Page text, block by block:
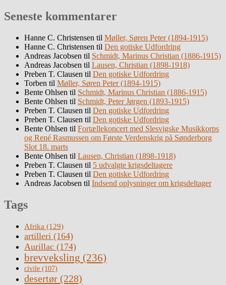
Seneste kommentarer
Hanne C. Christensen til Møller, Søren Peter (1894-1915)
Hanne C. Christensen til Den gotiske Udfordring
Andreas Jacobsen til Schmidt, Marinus Christian (1886-1915)
Andreas Jacobsen til Lausen, Christian (1898-1918)
Preben T. Clausen til Den gotiske Udfordring
Torben til Møller, Søren Peter (1894-1915)
Bente Ohlsen til Schmidt, Marinus Christian (1886-1915)
Bente Ohlsen til Schmidt, Peter Jørgen (1893-1915)
Preben T. Clausen til Den gotiske Udfordring
Preben T. Clausen til Den gotiske Udfordring
Bente Ohlsen til Fortællekoncert med Slesvigske Musikkorps
og René Rasmussen om Første Verdenskrig på Sønderborg
Slot 18. marts
Bente Ohlsen til Lausen, Christian (1898-1918)
Preben T. Clausen til 5 udvalgte krigsdeltagere
Preben T. Clausen til Den gotiske Udfordring
Andreas Jacobsen til Indsend oplysninger om krigsdeltager
Tags
Afrika (129)
artilleri (164)
Aurillac (174)
brevveksling (236)
civile (107)
desertør (228)